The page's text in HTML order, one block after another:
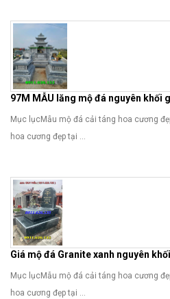
97M MẪU lăng mộ đá nguyên khối
Mục lụcMẫu mộ đá cải táng hoa cương
hoa cương đẹp tại ...
Giá mộ đá Granite xanh nguyên
Mục lụcMẫu mộ đá cải táng hoa cương
hoa cương đẹp tại ...